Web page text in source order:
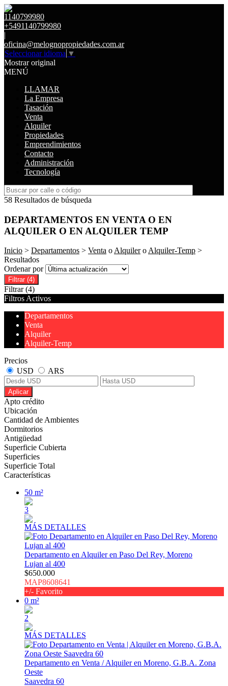
1140799980
+5491140799980
|
oficina@melognopropiedades.com.ar
Seleccionar idioma ▼
Mostrar original
MENÚ
LLAMAR
La Empresa
Tasación
Venta
Alquiler
Propiedades
Emprendimientos
Contacto
Administración
Tecnología
58 Resultados de búsqueda
DEPARTAMENTOS EN VENTA O EN
ALQUILER O EN ALQUILER TEMP
Inicio > Departamentos > Venta oAlquileroAlquiler-Temp >
Resultados
Ordenar por
Filtrar (4)
Filtrar (4)
Filtros Activos
Departamentos
Venta
Alquiler
Alquiler-Temp
Precios
USD
ARS
Aplicar
Apto crédito
Ubicación
Cantidad de Ambientes
Dormitorios
Antigüedad
Superficie Cubierta
Superficies
Superficie Total
Características
50 m²
3
MÁS DETALLES
Departamento en Alquiler en Paso Del Rey, Moreno
Lujan al 400
$650.000
MAP8608641
+/- Favorito
0 m²
2
MÁS DETALLES
Departamento en Venta / Alquiler en Moreno, G.B.A. Zona
Oeste
Saavedra 60